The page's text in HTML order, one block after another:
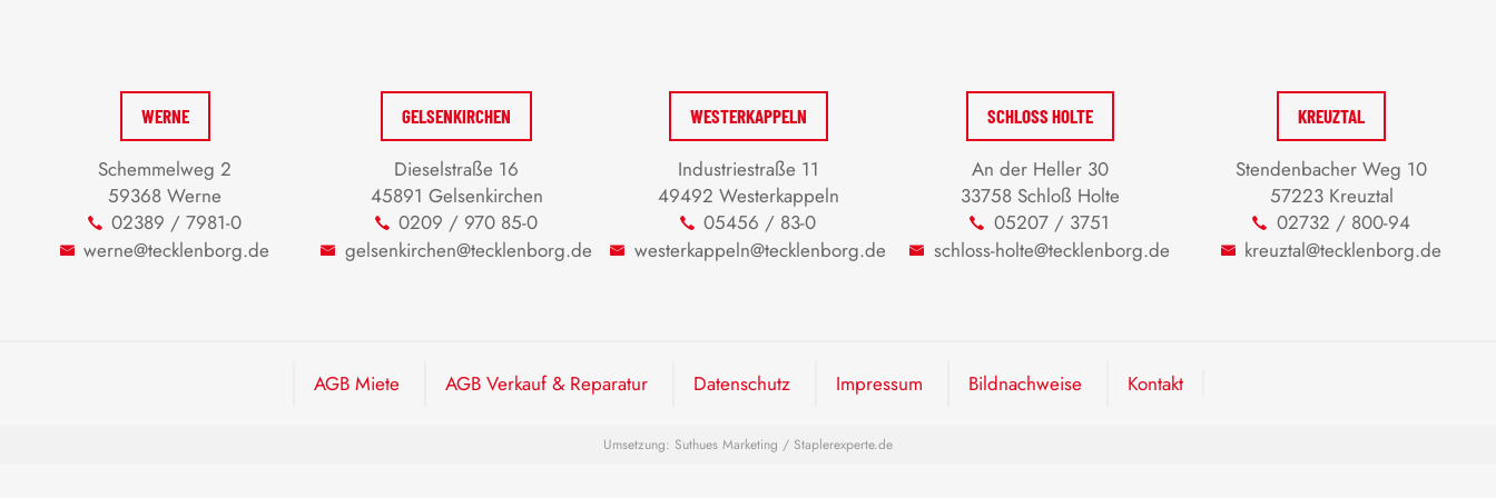
WERNE
Schemmelweg 2
59368 Werne
02389 / 7981-0
werne@tecklenborg.de
GELSENKIRCHEN
Dieselstraße 16
45891 Gelsenkirchen
0209 / 970 85-0
gelsenkirchen@tecklenborg.de
WESTERKAPPELN
Industriestraße 11
49492 Westerkappeln
05456 / 83-0
westerkappeln@tecklenborg.de
SCHLOSS HOLTE
An der Heller 30
33758 Schloß Holte
05207 / 3751
schloss-holte@tecklenborg.de
KREUZTAL
Stendenbacher Weg 10
57223 Kreuztal
02732 / 800-94
kreuztal@tecklenborg.de
AGB Miete AGB Verkauf & Reparatur Datenschutz Impressum Bildnachweise Kontakt
Umsetzung: Suthues Marketing / Staplerexperte.de